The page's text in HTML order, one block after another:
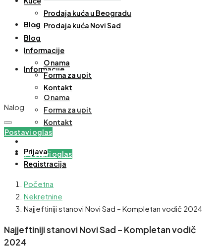
Blog
Informacije
O nama
Forma za upit
Kontakt
Postavi oglas
Prodaja kuća u Beogradu
Prodaja kuća Novi Sad
Blog
Informacije
O nama
Forma za upit
Kontakt
Nalog
Postavi oglas
Prijava
Registracija
Početna
Nekretnine
Najjeftiniji stanovi Novi Sad – Kompletan vodič 2024
Najjeftiniji stanovi Novi Sad – Kompletan vodič
2024